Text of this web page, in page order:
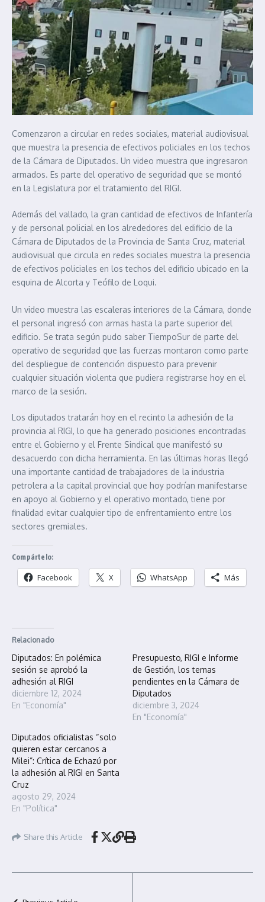
Comenzaron a circular en redes sociales, material audiovisual
que muestra la presencia de efectivos policiales en los techos
de la Cámara de Diputados. Un video muestra que ingresaron
armados. Es parte del operativo de seguridad que se montó
en la Legislatura por el tratamiento del RIGI.
Además del vallado, la gran cantidad de efectivos de Infantería
y de personal policial en los alrededores del edificio de la
Cámara de Diputados de la Provincia de Santa Cruz, material
audiovisual que circula en redes sociales muestra la presencia
de efectivos policiales en los techos del edificio ubicado en la
esquina de Alcorta y Teófilo de Loqui.
Un video muestra las escaleras interiores de la Cámara, donde
el personal ingresó con armas hasta la parte superior del
edificio. Se trata según pudo saber TiempoSur de parte del
operativo de seguridad que las fuerzas montaron como parte
del despliegue de contención dispuesto para prevenir
cualquier situación violenta que pudiera registrarse hoy en el
marco de la sesión.
Los diputados tratarán hoy en el recinto la adhesión de la
provincia al RIGI, lo que ha generado posiciones encontradas
entre el Gobierno y el Frente Sindical que manifestó su
desacuerdo con dicha herramienta. En las últimas horas llegó
una importante cantidad de trabajadores de la industria
petrolera a la capital provincial que hoy podrían manifestarse
en apoyo al Gobierno y el operativo montado, tiene por
finalidad evitar cualquier tipo de enfrentamiento entre los
sectores gremiales.
Compártelo:
Facebook X WhatsApp Más
Relacionado
Diputados: En polémica
sesión se aprobó la
adhesión al RIGI
diciembre 12, 2024
En "Economía"
Presupuesto, RIGI e Informe
de Gestión, los temas
pendientes en la Cámara de
Diputados
diciembre 3, 2024
En "Economía"
Diputados oficialistas “solo
quieren estar cercanos a
Milei”: Crítica de Echazú por
la adhesión al RIGI en Santa
Cruz
agosto 29, 2024
En "Política"
Share this Article